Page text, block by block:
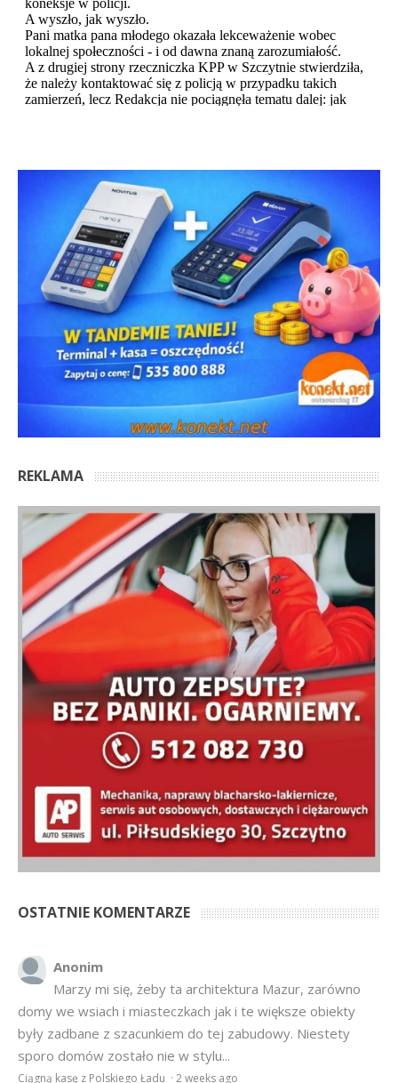
REKLAMA
OSTATNIE KOMENTARZE
Anonim
Marzy mi się, żeby ta architektura Mazur, zarówno
domy we wsiach i miasteczkach jak i te większe obiekty
były zadbane z szacunkiem do tej zabudowy. Niestety
sporo domów zostało nie w stylu...
Ciągną kasę z Polskiego Ładu · 2 weeks ago